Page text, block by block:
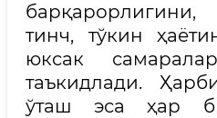
тинч, тўкин
юксак
таъкидлади.
ўташ эса ҳар